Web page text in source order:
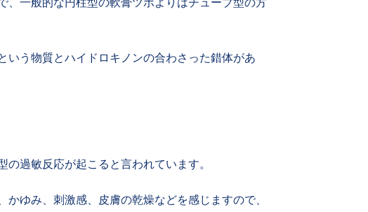
、一般的な円柱型の軟膏ツボよりはチューブ型の方
いう物質とハイドロキノンの合わさった錯体があ
過敏反応が起こると言われています。
ゆみ、刺激感、皮膚の乾燥などを感じますので、